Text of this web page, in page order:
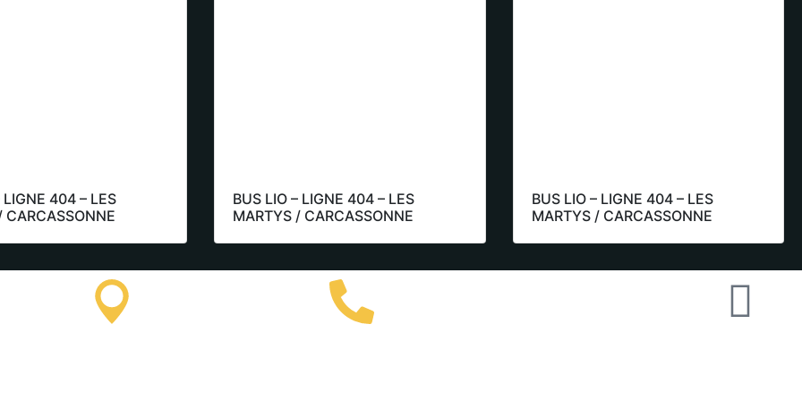
LIGNE 404 – LES
CARCASSONNE
BUS LIO – LIGNE 404 – LES
MARTYS / CARCASSONNE
BUS LIO – LIGNE 404 – LES
MARTYS / CARCASSONNE